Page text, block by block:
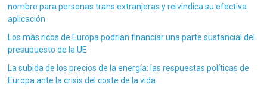
nombre para personas trans extranjeras y reivindica su efectiva
aplicación
Los más ricos de Europa podrían financiar una parte sustancial del
presupuesto de la UE
La subida de los precios de la energía: las respuestas políticas de
Europa ante la crisis del coste de la vida